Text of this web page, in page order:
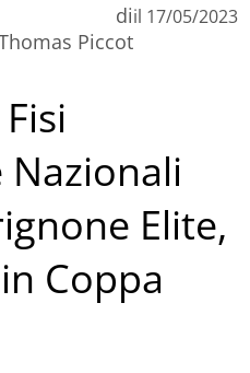
di
Piccot
il 17/05/2023
Nazionali
Elite,
Coppa